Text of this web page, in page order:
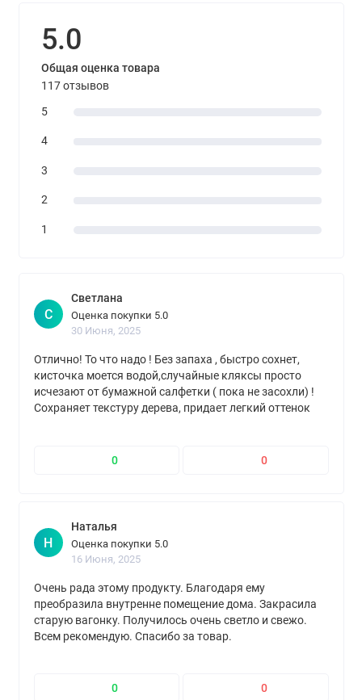
5.0
Общая оценка товара
117 отзывов
5
4
3
2
1
С
Светлана
Оценка покупки 5.0
30 Июня, 2025
Отлично! То что надо ! Без запаха , быстро сохнет,
кисточка моется водой,случайные кляксы просто
исчезают от бумажной салфетки ( пока не засохли) !
Сохраняет текстуру дерева, придает легкий оттенок
самостоятельно - то это для вас!
0 0
Н
Наталья
Оценка покупки 5.0
16 Июня, 2025
Очень рада этому продукту. Благодаря ему
преобразила внутренне помещение дома. Закрасила
старую вагонку. Получилось очень светло и свежо.
Всем рекомендую. Спасибо за товар.
0 0